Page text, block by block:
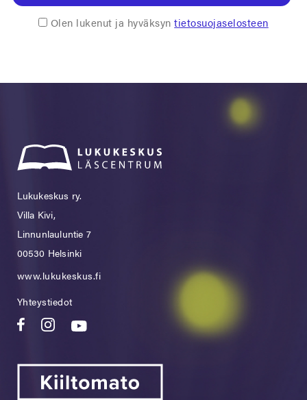
Olen lukenut ja hyväksyntietosuojaselosteen
Lukukeskus ry.
Villa Kivi,
Linnunlauluntie 7
00530 Helsinki
www.lukukeskus.fi
Yhteystiedot